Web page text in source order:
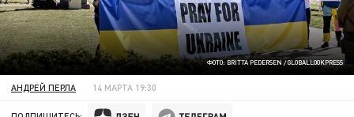
ФОТО: BRITTA PEDERSEN / GLOBALLOOKPRESS
АНДРЕЙ ПЕРЛА 14 МАРТА 19:30